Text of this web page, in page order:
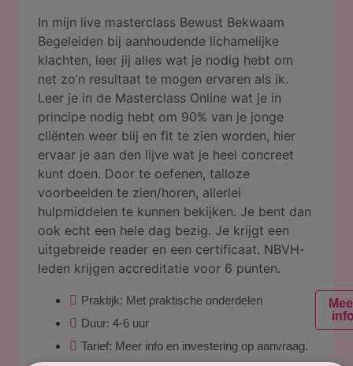
In mijn live masterclass Bewust Bekwaam
Begeleiden bij aanhoudende lichamelijke
klachten, leer jij alles wat je nodig hebt om
net zo’n resultaat te mogen ervaren als ik.
Leer je in de Masterclass Online wat je in
principe nodig hebt om 90% van je jonge
cliënten weer blij en fit te zien worden, hier
ervaar je aan den lijve wat je heel concreet
kunt doen. Door te oefenen, talloze
voorbeelden te zien/horen, allerlei
hulpmiddelen te kunnen bekijken. Je bent dan
ook echt een hele dag bezig. Je krijgt een
uitgebreide reader en een certificaat. NBVH-
leden krijgen accreditatie voor 6 punten.
Praktijk: Met praktische onderdelen
Duur: 4-6 uur
Tarief: Meer info en investering op aanvraag.